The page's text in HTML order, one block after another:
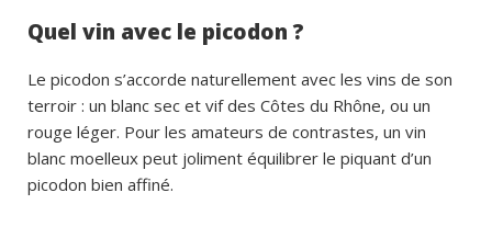
Quel vin avec le picodon ?
Le picodon s’accorde naturellement avec les vins de son
terroir : un blanc sec et vif des Côtes du Rhône, ou un
rouge léger. Pour les amateurs de contrastes, un vin
blanc moelleux peut joliment équilibrer le piquant d’un
picodon bien affiné.